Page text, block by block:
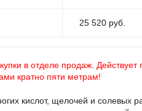
25 520 руб.
в отделе продаж. Действует
кратно пяти метрам!
кислот, щелочей и солевых